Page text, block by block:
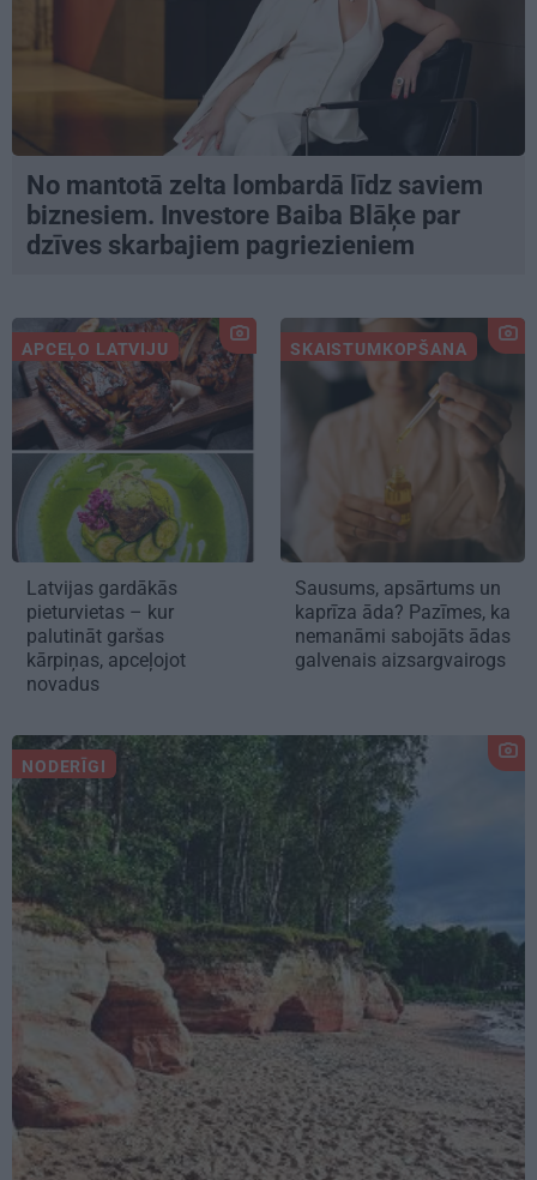
No mantotā zelta lombardā līdz saviem
biznesiem. Investore Baiba Blāķe par
dzīves skarbajiem pagriezieniem
APCEĻO LATVIJU
Latvijas gardākās
pieturvietas – kur
palutināt garšas
kārpiņas, apceļojot
novadus
SKAISTUMKOPŠANA
Sausums, apsārtums un
kaprīza āda? Pazīmes, ka
nemanāmi sabojāts ādas
galvenais aizsargvairogs
NODERĪGI